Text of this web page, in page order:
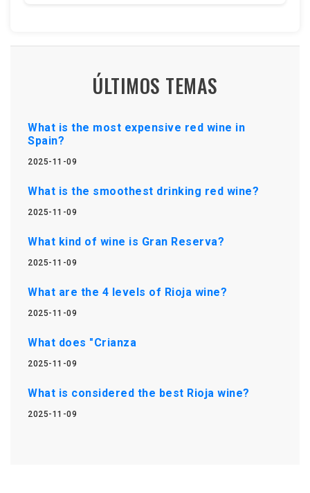
ÚLTIMOS TEMAS
What is the most expensive red wine in
Spain?
2025-11-09
What is the smoothest drinking red wine?
2025-11-09
What kind of wine is Gran Reserva?
2025-11-09
What are the 4 levels of Rioja wine?
2025-11-09
What does "Crianza
2025-11-09
What is considered the best Rioja wine?
2025-11-09